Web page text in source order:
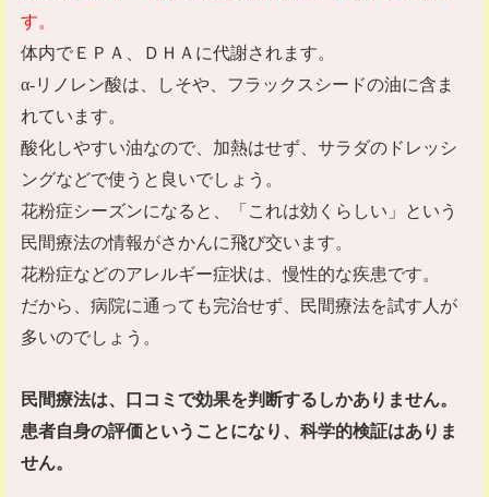
す。
体内でＥＰＡ、ＤＨＡに代謝されます。
α-リノレン酸は、しそや、フラックスシードの油に含ま
れています。
酸化しやすい油なので、加熱はせず、サラダのドレッシ
ングなどで使うと良いでしょう。
花粉症シーズンになると、「これは効くらしい」という
民間療法の情報がさかんに飛び交います。
花粉症などのアレルギー症状は、慢性的な疾患です。
だから、病院に通っても完治せず、民間療法を試す人が
多いのでしょう。
民間療法は、口コミで効果を判断するしかありません。
患者自身の評価ということになり、科学的検証はありま
せん。